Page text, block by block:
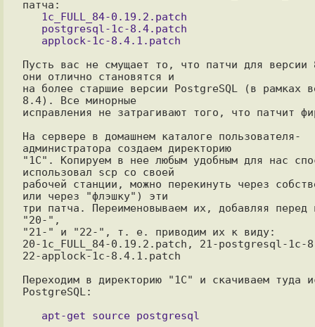
Пусть вас не смущает то, что патчи для
они отлично становятся и
на более старшие версии PostgreSQL (в рамках
8.4). Все минорные
исправления не затрагивают того, что патчит
На сервере в домашнем каталоге пользователя-
администратора создаем директорию
"1С". Копируем в нее любым удобным для нас
использовал scp со своей
рабочей станции, можно перекинуть через
или через "флэшку") эти
три патча. Переименовываем их, добавляя перед
"20-",
"21-" и "22-", т. е. приводим их к виду:
20-1c_FULL_84-0.19.2.patch, 21-postgresql-1c-
22-applock-1c-8.4.1.patch
Переходим в директорию "1С" и скачиваем туда
PostgreSQL: